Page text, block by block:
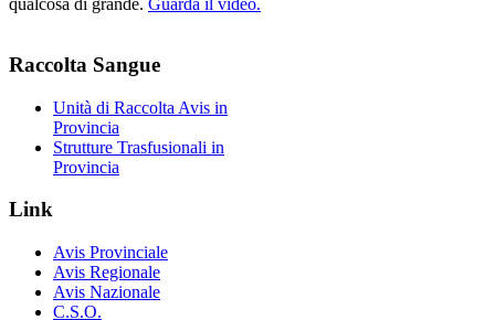
qualcosa di grande. Guarda il video.
Raccolta Sangue
Unità di Raccolta Avis in
Provincia
Strutture Trasfusionali in
Provincia
Link
Avis Provinciale
Avis Regionale
Avis Nazionale
C.S.O.